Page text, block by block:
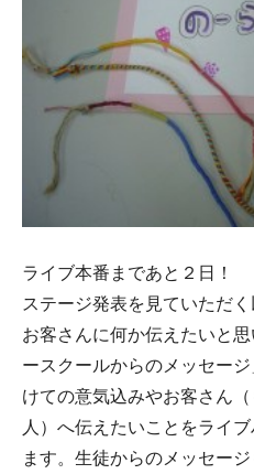
ライブ本番まであと２日！
ステージ発表を見ていただ
お客さんに何か伝えたいと
ースクールからのメッセー
けての意気込みやお客さん
人）へ伝えたいことをライ
ます。生徒からのメッセージ